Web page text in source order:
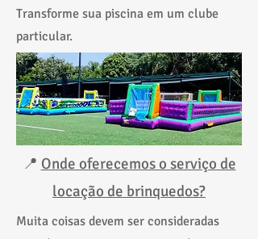
Transforme sua piscina em um clube
particular.
📍 Onde oferecemos o serviço de
locação de brinquedos?
Muita coisas devem ser consideradas